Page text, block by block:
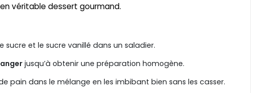
véritable dessert gourmand.
sucre et le sucre vanillé dans un saladier.
jusqu’à obtenir une préparation homogène.
pain dans le mélange en les imbibant bien sans les casser.